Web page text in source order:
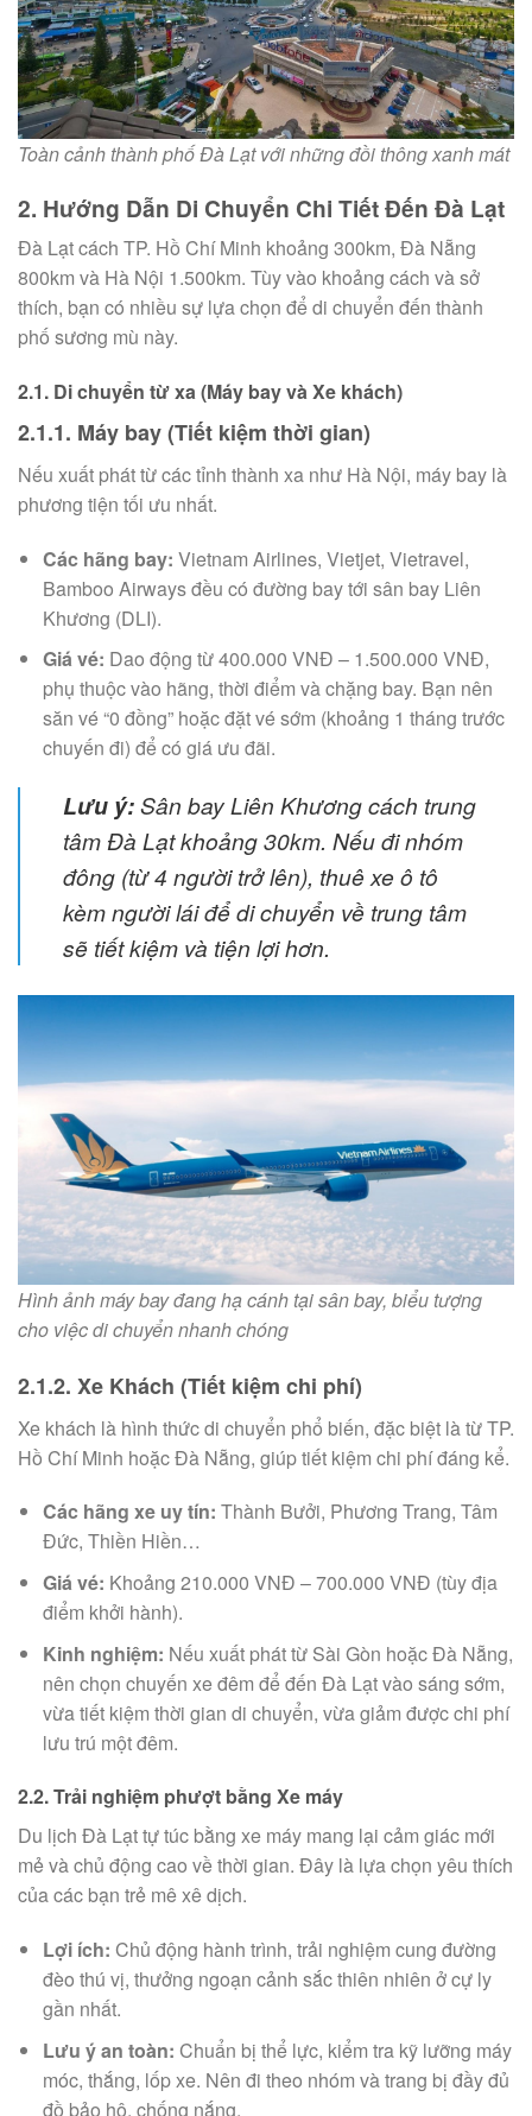
Toàn cảnh thành phố Đà Lạt với những đồi thông xanh mát
2. Hướng Dẫn Di Chuyển Chi Tiết Đến Đà Lạt
Đà Lạt cách TP. Hồ Chí Minh khoảng 300km, Đà Nẵng
800km và Hà Nội 1.500km. Tùy vào khoảng cách và sở
thích, bạn có nhiều sự lựa chọn để di chuyển đến thành
phố sương mù này.
2.1. Di chuyển từ xa (Máy bay và Xe khách)
2.1.1. Máy bay (Tiết kiệm thời gian)
Nếu xuất phát từ các tỉnh thành xa như Hà Nội, máy bay là
phương tiện tối ưu nhất.
Các hãng bay: Vietnam Airlines, Vietjet, Vietravel,
Bamboo Airways đều có đường bay tới sân bay Liên
Khương (DLI).
Giá vé: Dao động từ 400.000 VNĐ – 1.500.000 VNĐ,
phụ thuộc vào hãng, thời điểm và chặng bay. Bạn nên
săn vé “0 đồng” hoặc đặt vé sớm (khoảng 1 tháng trước
chuyến đi) để có giá ưu đãi.
Lưu ý:Sân bay Liên Khương cách trung
tâm Đà Lạt khoảng 30km. Nếu đi nhóm
đông (từ 4 người trở lên), thuê xe ô tô
kèm người lái để di chuyển về trung tâm
sẽ tiết kiệm và tiện lợi hơn.
Hình ảnh máy bay đang hạ cánh tại sân bay, biểu tượng
cho việc di chuyển nhanh chóng
2.1.2. Xe Khách (Tiết kiệm chi phí)
Xe khách là hình thức di chuyển phổ biến, đặc biệt là từ TP.
Hồ Chí Minh hoặc Đà Nẵng, giúp tiết kiệm chi phí đáng kể.
Các hãng xe uy tín: Thành Bưởi, Phương Trang, Tâm
Đức, Thiền Hiền…
Giá vé: Khoảng 210.000 VNĐ – 700.000 VNĐ (tùy địa
điểm khởi hành).
Kinh nghiệm: Nếu xuất phát từ Sài Gòn hoặc Đà Nẵng,
nên chọn chuyến xe đêm để đến Đà Lạt vào sáng sớm,
vừa tiết kiệm thời gian di chuyển, vừa giảm được chi phí
lưu trú một đêm.
2.2. Trải nghiệm phượt bằng Xe máy
Du lịch Đà Lạt tự túc bằng xe máy mang lại cảm giác mới
mẻ và chủ động cao về thời gian. Đây là lựa chọn yêu thích
của các bạn trẻ mê xê dịch.
Lợi ích: Chủ động hành trình, trải nghiệm cung đường
đèo thú vị, thưởng ngoạn cảnh sắc thiên nhiên ở cự ly
gần nhất.
Lưu ý an toàn: Chuẩn bị thể lực, kiểm tra kỹ lưỡng máy
móc, thắng, lốp xe. Nên đi theo nhóm và trang bị đầy đủ
đồ bảo hộ, chống nắng.